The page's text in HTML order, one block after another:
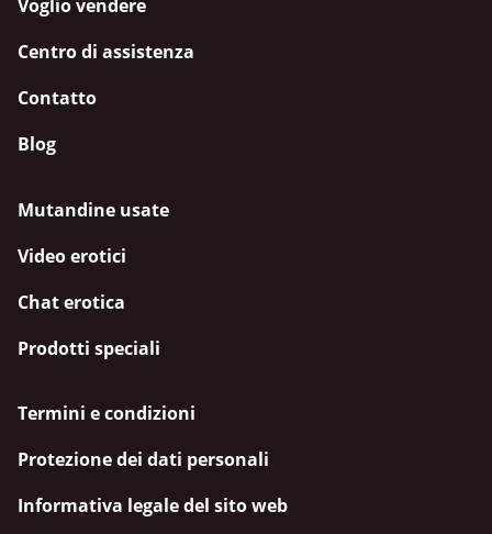
Voglio vendere
Centro di assistenza
Contatto
Blog
Mutandine usate
Video erotici
Chat erotica
Prodotti speciali
Termini e condizioni
Protezione dei dati personali
Informativa legale del sito web